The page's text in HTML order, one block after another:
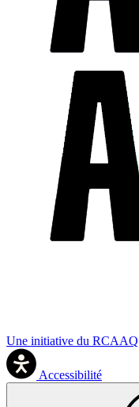
Une initiative du RCAAQ
Accessibilité